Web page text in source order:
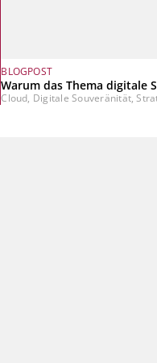
BLOGPOST
Warum das Thema digitale
Cloud, Digitale Souveränität,